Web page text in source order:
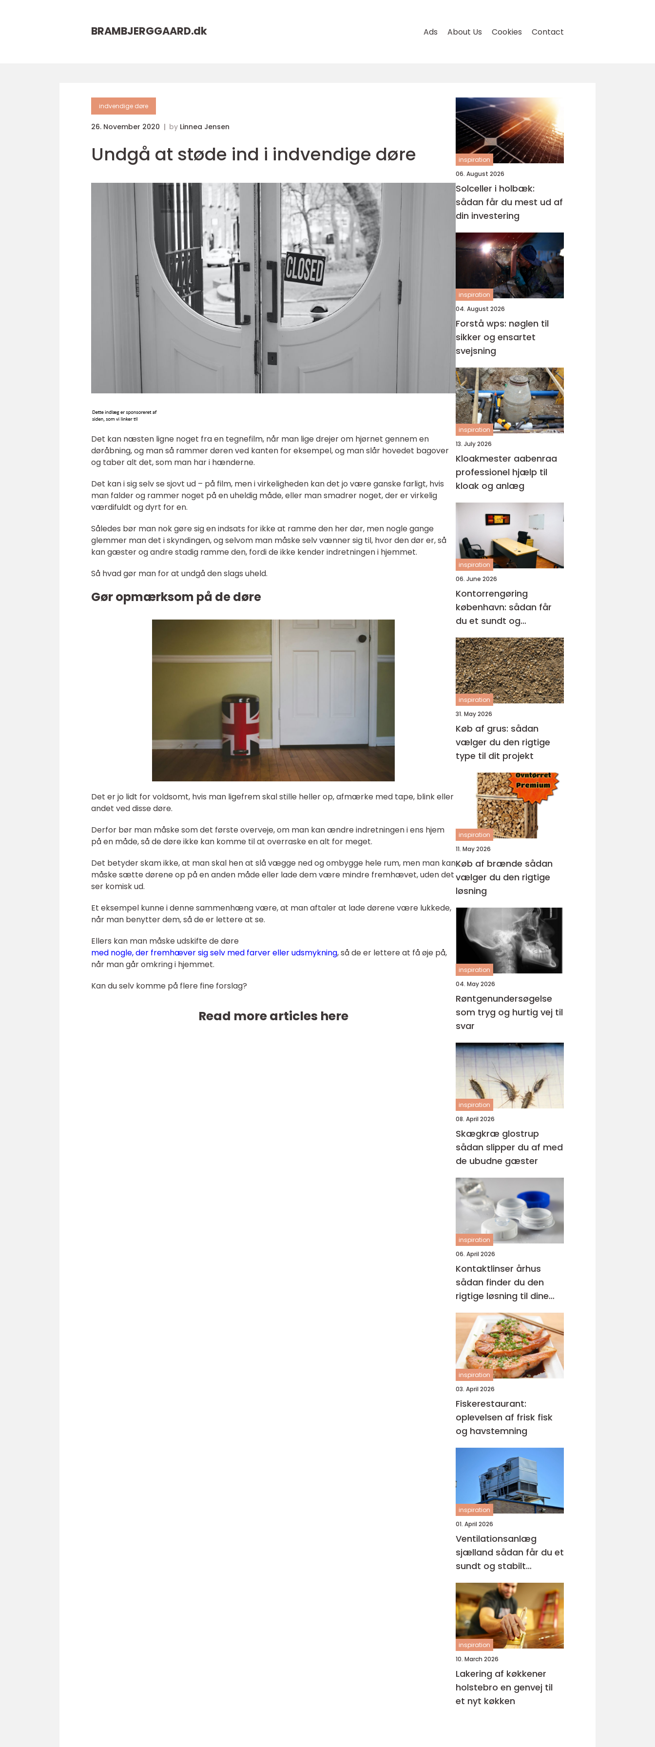
BRAMBJERGGAARD.dk Ads About Us Cookies Contact
indvendige døre
26. November 2020 by Linnea Jensen
Undgå at støde ind i indvendige døre
Det kan næsten ligne noget fra en tegnefilm, når man lige drejer om hjørnet gennem en
døråbning, og man så rammer døren ved kanten for eksempel, og man slår hovedet bagover
og taber alt det, som man har i hænderne.
Det kan i sig selv se sjovt ud – på film, men i virkeligheden kan det jo være ganske farligt, hvis
man falder og rammer noget på en uheldig måde, eller man smadrer noget, der er virkelig
værdifuldt og dyrt for en.
Således bør man nok gøre sig en indsats for ikke at ramme den her dør, men nogle gange
glemmer man det i skyndingen, og selvom man måske selv vænner sig til, hvor den dør er, så
kan gæster og andre stadig ramme den, fordi de ikke kender indretningen i hjemmet.
Så hvad gør man for at undgå den slags uheld.
Gør opmærksom på de døre
Det er jo lidt for voldsomt, hvis man ligefrem skal stille heller op, afmærke med tape, blink eller
andet ved disse døre.
Derfor bør man måske som det første overveje, om man kan ændre indretningen i ens hjem
på en måde, så de døre ikke kan komme til at overraske en alt for meget.
Det betyder skam ikke, at man skal hen at slå vægge ned og ombygge hele rum, men man kan
måske sætte dørene op på en anden måde eller lade dem være mindre fremhævet, uden det
ser komisk ud.
Et eksempel kunne i denne sammenhæng være, at man aftaler at lade dørene være lukkede,
når man benytter dem, så de er lettere at se.
Ellers kan man måske udskifte de døre
med nogle, der fremhæver sig selv med farver eller udsmykning, så de er lettere at få øje på,
når man går omkring i hjemmet.
Kan du selv komme på flere fine forslag?
Read more articles here
inspiration
06. August 2026
Solceller i holbæk:
sådan får du mest ud af
din investering
inspiration
04. August 2026
Forstå wps: nøglen til
sikker og ensartet
svejsning
inspiration
13. July 2026
Kloakmester aabenraa
professionel hjælp til
kloak og anlæg
inspiration
06. June 2026
Kontorrengøring
københavn: sådan får
du et sundt og
professionelt
arbejdsmiljø
inspiration
31. May 2026
Køb af grus: sådan
vælger du den rigtige
type til dit projekt
inspiration
11. May 2026
Køb af brænde sådan
vælger du den rigtige
løsning
inspiration
04. May 2026
Røntgenundersøgelse
som tryg og hurtig vej til
svar
inspiration
08. April 2026
Skægkræ glostrup
sådan slipper du af med
de ubudne gæster
inspiration
06. April 2026
Kontaktlinser århus
sådan finder du den
rigtige løsning til dine
øjne
inspiration
03. April 2026
Fiskerestaurant:
oplevelsen af frisk fisk
og havstemning
inspiration
01. April 2026
Ventilationsanlæg
sjælland sådan får du et
sundt og stabilt
indeklima
inspiration
10. March 2026
Lakering af køkkener
holstebro en genvej til
et nyt køkken